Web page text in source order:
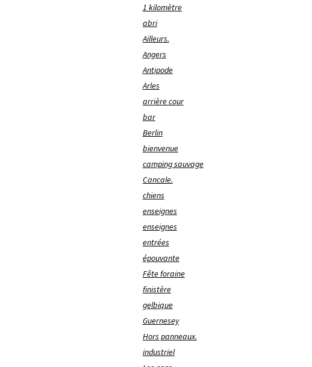
1 kilomètre
abri
Ailleurs.
Angers
Antipode
Arles
arrière cour
bar
Berlin
bienvenue
camping sauvage
Cancale.
chiens
enseignes
enseignes
entrées
épouvante
Fête foraine
finistère
gelbique
Guernesey
Hors panneaux.
industriel